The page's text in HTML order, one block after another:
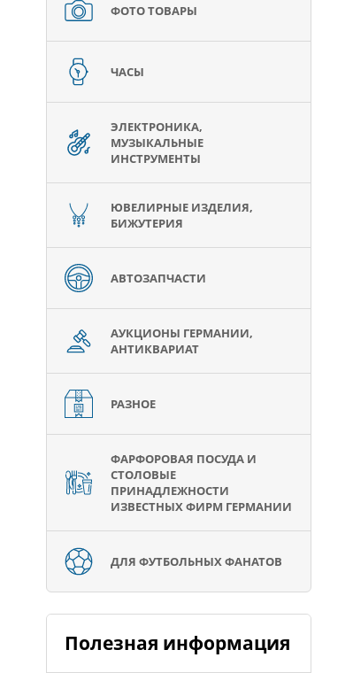
ФОТО ТОВАРЫ
ЧАСЫ
ЭЛЕКТРОНИКА,
МУЗЫКАЛЬНЫЕ
ИНСТРУМЕНТЫ
ЮВЕЛИРНЫЕ ИЗДЕЛИЯ,
БИЖУТЕРИЯ
АВТОЗАПЧАСТИ
АУКЦИОНЫ ГЕРМАНИИ,
АНТИКВАРИАТ
РАЗНОЕ
ФАРФОРОВАЯ ПОСУДА И
СТОЛОВЫЕ
ПРИНАДЛЕЖНОСТИ
ИЗВЕСТНЫХ ФИРМ ГЕРМАНИИ
ДЛЯ ФУТБОЛЬНЫХ ФАНАТОВ
Полезная информация